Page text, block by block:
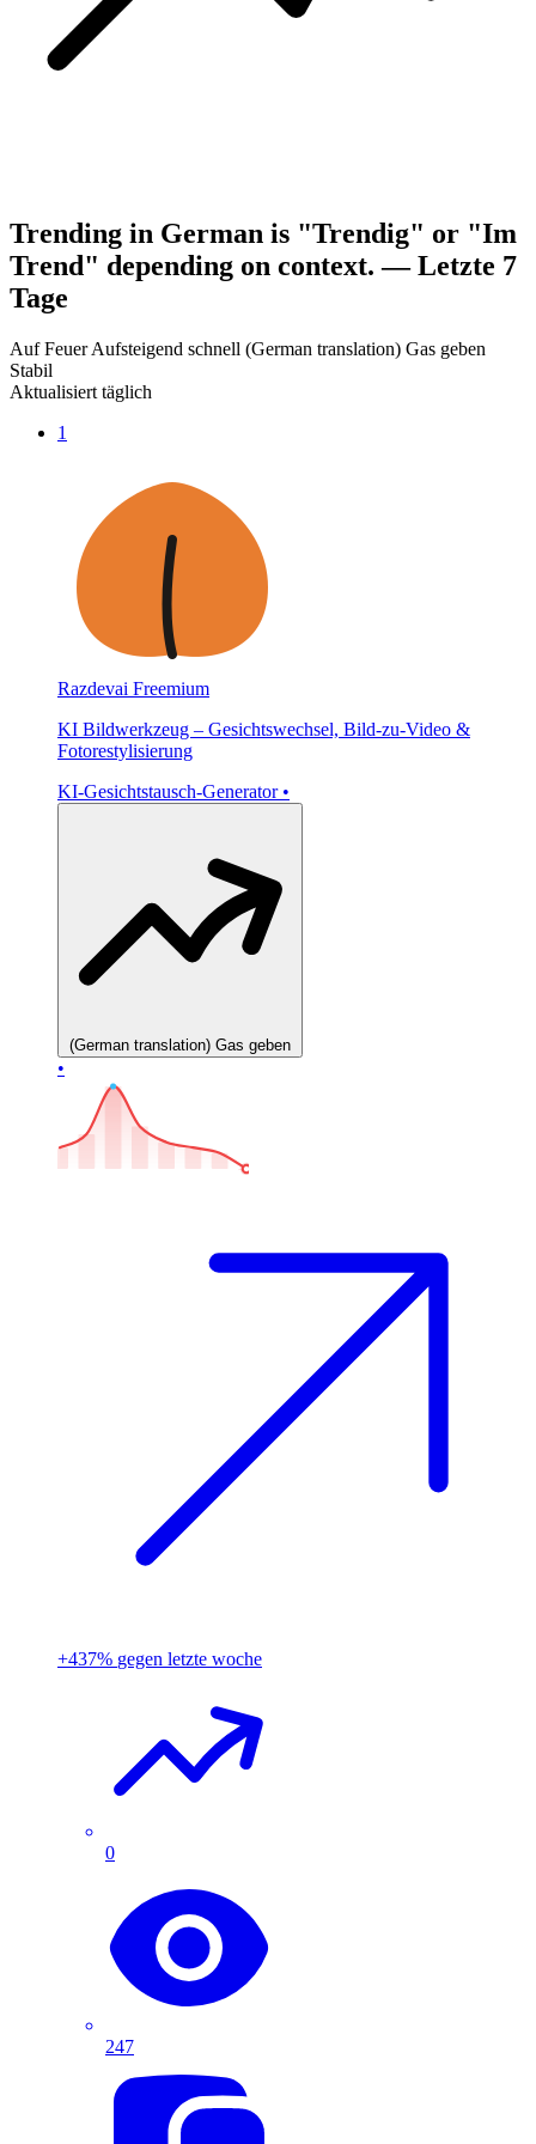
Trending in German is "Trendig" or "Im
Trend" depending on context. — Letzte 7
Tage
Auf Feuer Aufsteigend schnell (German translation) Gas geben
Stabil
Aktualisiert täglich
1
Razdevai Freemium
KI Bildwerkzeug – Gesichtswechsel, Bild-zu-Video &
Fotorestylisierung
KI-Gesichtstausch-Generator •
(German translation) Gas geben
•
+437% gegen letzte woche
0
247